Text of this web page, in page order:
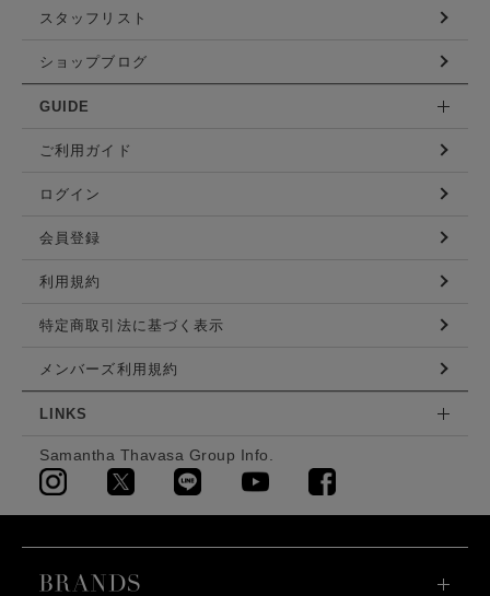
スタッフリスト
ショップブログ
GUIDE
ご利用ガイド
ログイン
会員登録
利用規約
特定商取引法に基づく表示
メンバーズ利用規約
LINKS
Samantha Thavasa Group Info.